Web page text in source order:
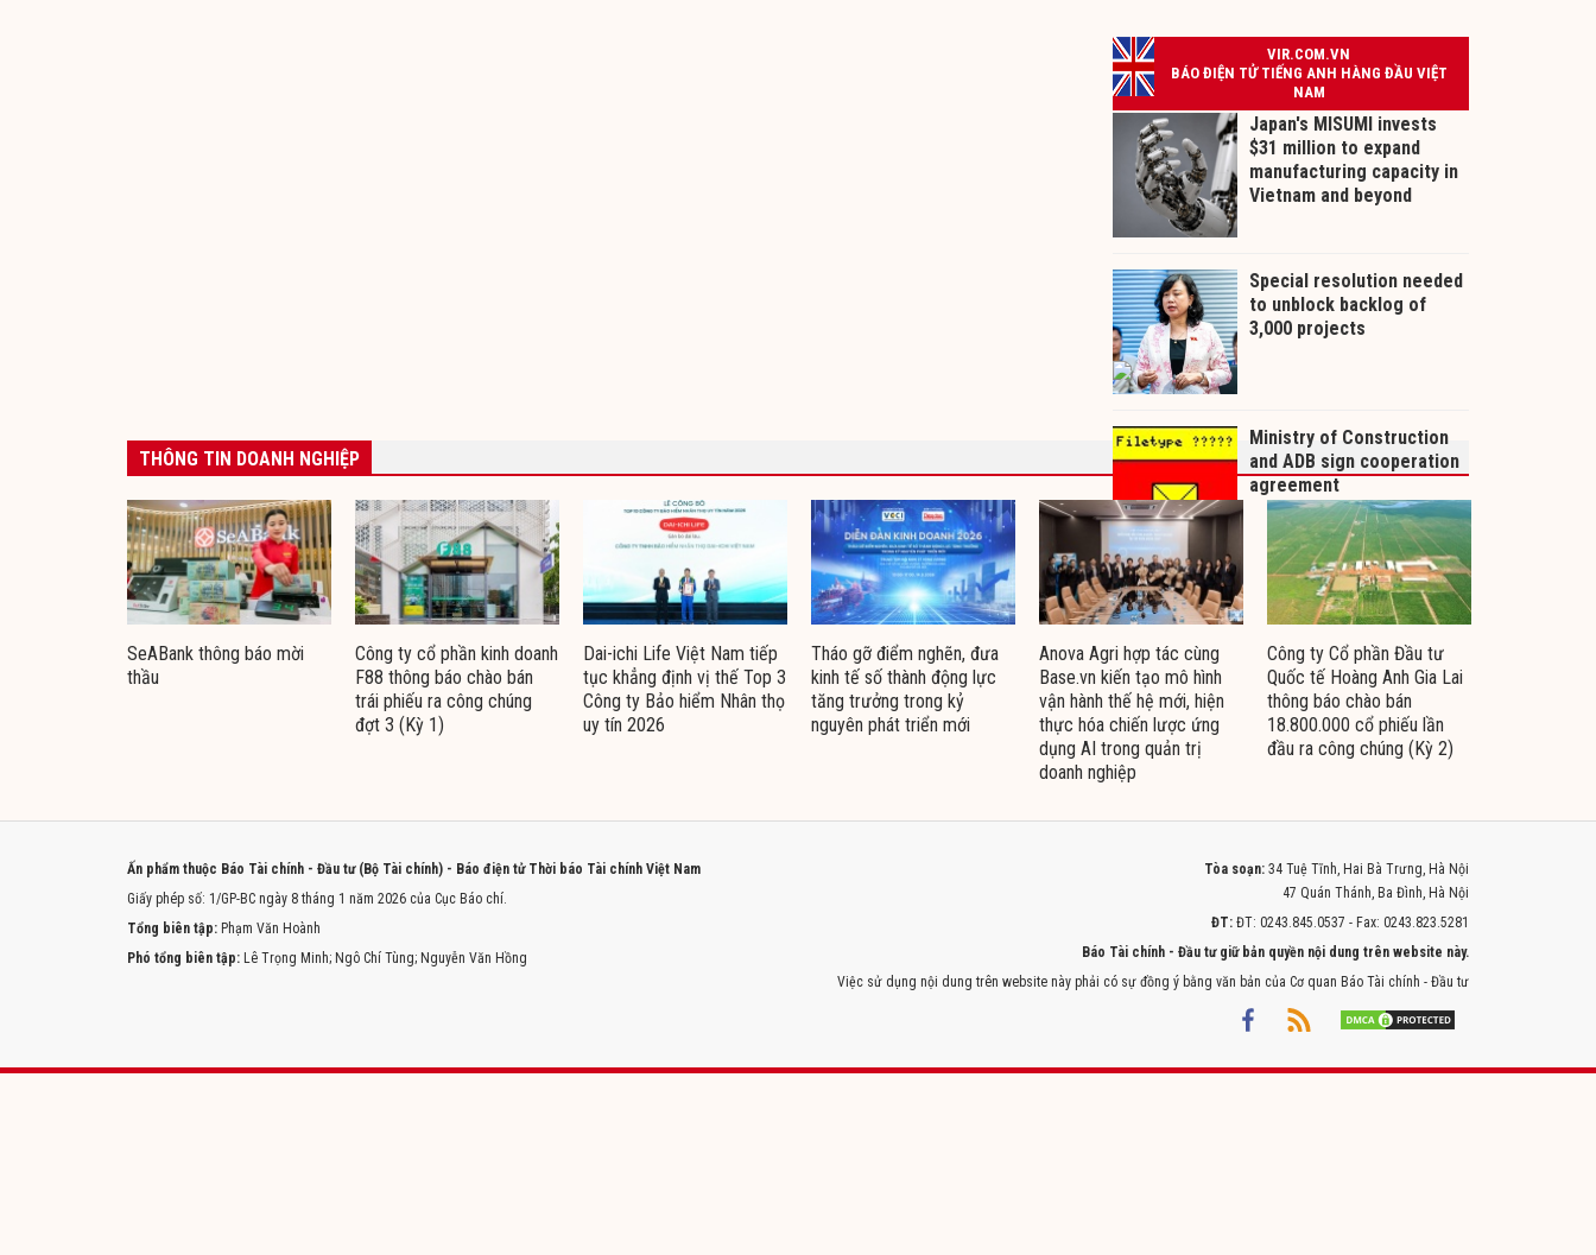
THÔNG TIN DOANH NGHIỆP
SeABank thông báo mời
thầu
Công ty cổ phần kinh doanh
F88 thông báo chào bán
trái phiếu ra công chúng
đợt 3 (Kỳ 1)
Dai-ichi Life Việt Nam tiếp
tục khẳng định vị thế Top 3
Công ty Bảo hiểm Nhân thọ
uy tín 2026
Tháo gỡ điểm nghẽn, đưa
kinh tế số thành động lực
tăng trưởng trong kỷ
nguyên phát triển mới
Anova Agri hợp tác cùng
Base.vn kiến tạo mô hình
vận hành thế hệ mới, hiện
thực hóa chiến lược ứng
dụng AI trong quản trị
doanh nghiệp
Công ty Cổ phần Đầu tư
Quốc tế Hoàng Anh Gia Lai
thông báo chào bán
18.800.000 cổ phiếu lần
đầu ra công chúng (Kỳ 2)
Ấn phẩm thuộc Báo Tài chính - Đầu tư (Bộ Tài chính) - Báo điện tử Thời báo Tài chính Việt Nam
Giấy phép số: 1/GP-BC ngày 8 tháng 1 năm 2026 của Cục Báo chí.
Tổng biên tập: Phạm Văn Hoành
Phó tổng biên tập: Lê Trọng Minh; Ngô Chí Tùng; Nguyễn Văn Hồng
Tòa soạn: 34 Tuệ Tĩnh, Hai Bà Trưng, Hà Nội
47 Quán Thánh, Ba Đình, Hà Nội
ĐT: ĐT: 0243.845.0537 - Fax: 0243.823.5281
Báo Tài chính - Đầu tư giữ bản quyền nội dung trên website này.
Việc sử dụng nội dung trên website này phải có sự đồng ý bằng văn bản của Cơ quan Báo Tài chính - Đầu tư